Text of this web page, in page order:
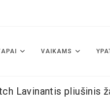
VAIKAMS
Lavinantis pliušinis